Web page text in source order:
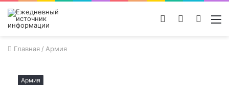
Поиск
Switch
Войти
Главная / Армия
Армия